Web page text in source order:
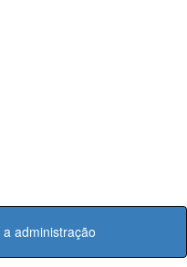
administração